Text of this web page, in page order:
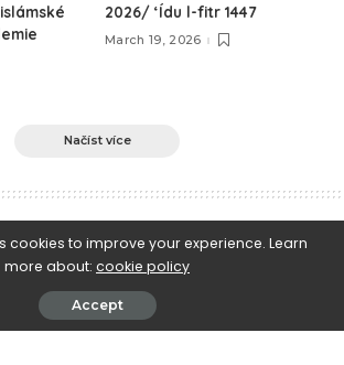
2026/ ‘Ídu l-fitr 1447
March 19, 2026
Načíst více
Osobnosti dějin islámu
jímající srdce
neobvyklý sen
cookies to improve your experience. Learn
more about: cookie policy
Accept